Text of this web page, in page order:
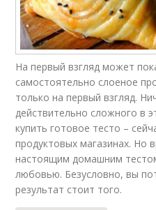
На первый взгляд может
самостоятельно слоеное
только на первый взгляд.
действительно сложного в
купить готовое тесто –
продуктовых магазинах. Но
настоящим домашним
любовью. Безусловно, вы
результат стоит того.